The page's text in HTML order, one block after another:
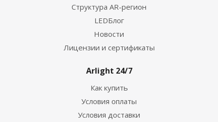
Структура AR-регион
LEDБлог
Новости
Лицензии и сертификаты
Arlight 24/7
Как купить
Условия оплаты
Условия доставки